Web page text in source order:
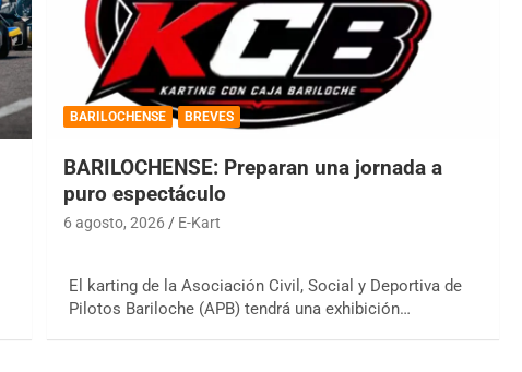
BARILOCHENSE BREVES
BARILOCHENSE: Preparan una jornada a
puro espectáculo
6 agosto, 2026 E-Kart
El karting de la Asociación Civil, Social y Deportiva de
Pilotos Bariloche (APB) tendrá una exhibición…